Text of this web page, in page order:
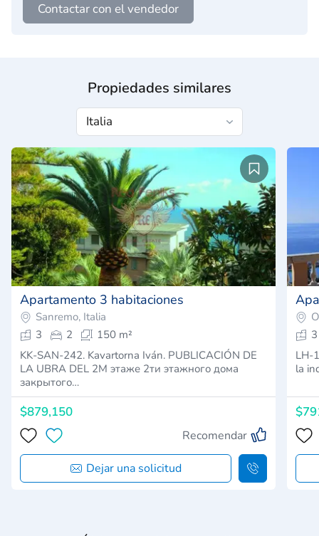
Contactar con el vendedor
Propiedades similares
Apartamento 3 habitaciones
Sanremo, Italia
3
2
150 m²
KK-SAN-242. Kavartorna Iván. PUBLICACIÓN DE
LA UBRA DEL 2M этаже 2ти этажного дома
закрытого…
$879,150
Recomendar
Dejar una solicitud
3
LH-